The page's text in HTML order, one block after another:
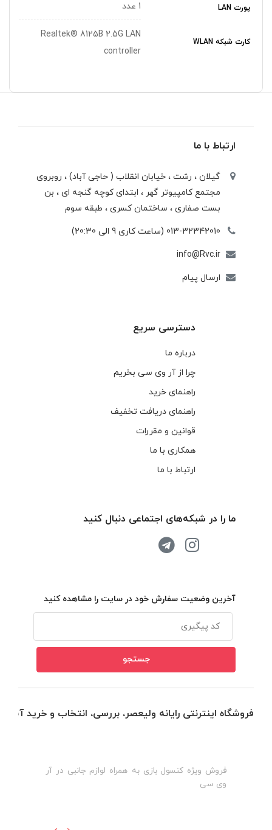
پورت LAN 1 عدد
کارت شبکه WLAN
Realtek® 8125B 2.5G LAN
controller
ارتباط با ما
گیلان ، رشت ، خيابان انقلاب ( حاجی آباد) ، روبروی
مجتمع كامپيوتر گهر ، ابتدای كوچه گنجه ای ، بن
بست صفاری ، ساختمان كسری ، طبقه سوم
013-32342010 (ساعت کاری 9 الی 20:30)
info@Rvc.ir
ارسال پیام
دسترسی سریع
درباره ما
چرا از آر وی سی بخریم
راهنمای خرید
راهنمای دریافت تخفیف
قوانین و مقررات
همکاری با ما
ارتباط با ما
ما را در شبکه‌های اجتماعی دنبال کنید
آخرین وضعیت سفارش خود در سایت را مشاهده کنید
فروشگاه اینترنتی رایانه ولیعصر، بررسی، انتخاب و خرید
فروش ویژه کنسول بازی به همراه لوازم جانبی در آر
وی سی